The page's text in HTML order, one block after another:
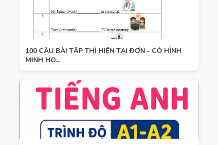
100 CÂU BÀI TẬP THÌ HIỆN TẠI ĐƠN - CÓ HÌNH
MINH HỌ...